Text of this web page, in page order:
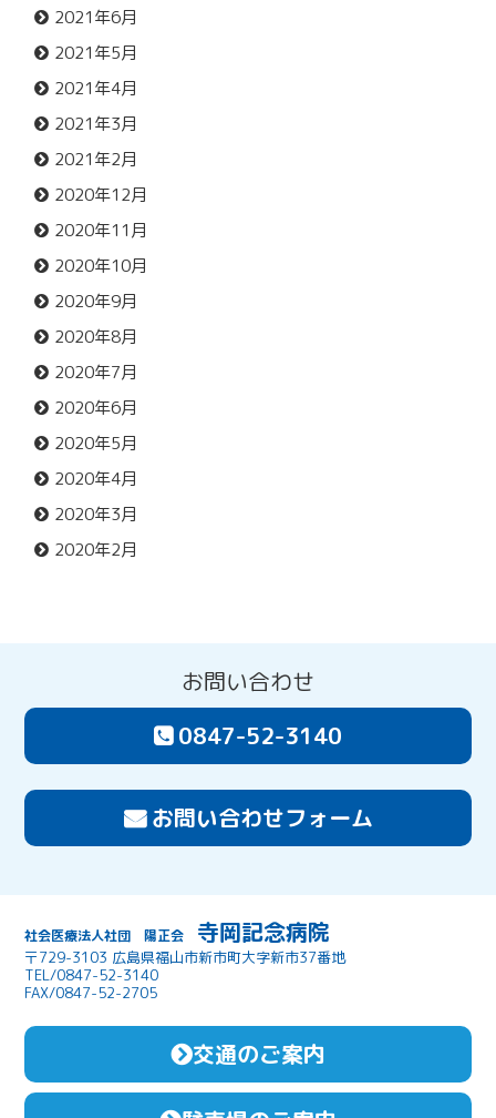
2021年6月
2021年5月
2021年4月
2021年3月
2021年2月
2020年12月
2020年11月
2020年10月
2020年9月
2020年8月
2020年7月
2020年6月
2020年5月
2020年4月
2020年3月
2020年2月
お問い合わせ
0847-52-3140
お問い合わせフォーム
社会医療法人社団 陽正会 寺岡記念病院
〒729-3103 広島県福山市新市町大字新市37番地
TEL/0847-52-3140
FAX/0847-52-2705
交通のご案内